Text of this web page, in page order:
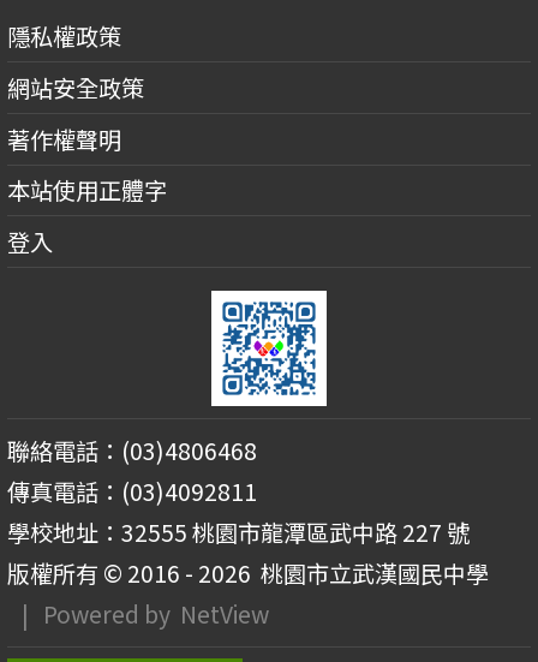
隱私權政策
網站安全政策
著作權聲明
本站使用正體字
登入
聯絡電話：(03)4806468
傳真電話：(03)4092811
學校地址：32555 桃園市龍潭區武中路 227 號
版權所有 © 2016 - 2026 桃園市立武漢國民中學
| Powered by NetView